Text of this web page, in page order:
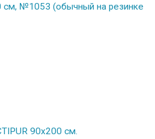
см, №1053 (обычный на резинке
90х200 см.